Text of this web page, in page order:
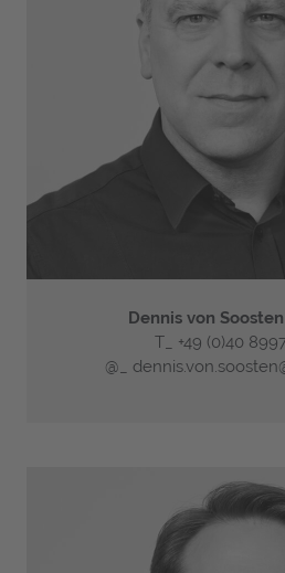
Dennis von Soosten
T_ +49 (0)40
@_